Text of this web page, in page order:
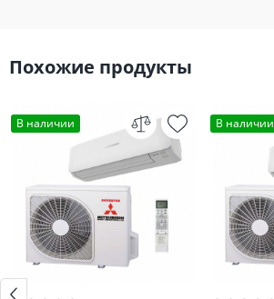
Похожие продукты
В наличии В наличии